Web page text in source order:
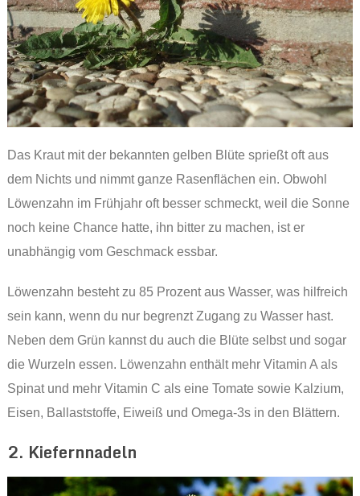
Das Kraut mit der bekannten gelben Blüte sprießt oft aus
dem Nichts und nimmt ganze Rasenflächen ein. Obwohl
Löwenzahn im Frühjahr oft besser schmeckt, weil die Sonne
noch keine Chance hatte, ihn bitter zu machen, ist er
unabhängig vom Geschmack essbar.
Löwenzahn besteht zu 85 Prozent aus Wasser, was hilfreich
sein kann, wenn du nur begrenzt Zugang zu Wasser hast.
Neben dem Grün kannst du auch die Blüte selbst und sogar
die Wurzeln essen. Löwenzahn enthält mehr Vitamin A als
Spinat und mehr Vitamin C als eine Tomate sowie Kalzium,
Eisen, Ballaststoffe, Eiweiß und Omega-3s in den Blättern.
2. Kiefernnadeln